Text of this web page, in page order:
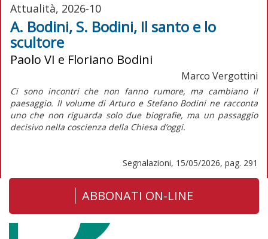
Attualità, 2026-10
A. Bodini, S. Bodini, Il santo e lo
scultore
Paolo VI e Floriano Bodini
Marco Vergottini
Ci sono incontri che non fanno rumore, ma cambiano il
paesaggio. Il volume di Arturo e Stefano Bodini ne racconta
uno che non riguarda solo due biografie, ma un passaggio
decisivo nella coscienza della Chiesa d’oggi.
Segnalazioni, 15/05/2026, pag. 291
ABBONATI ON-LINE